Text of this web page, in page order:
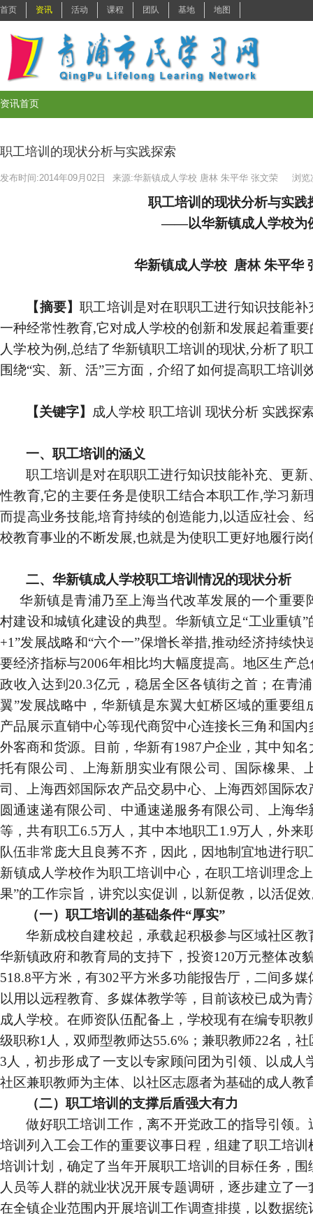
职工培训的现状分析与实践探索
发布时间:2014年09月02日 来源:华新镇成人学校 唐林 朱平华 张文荣 浏览
职工培训的现状分析与实践
——以华新镇成人学校为
华新镇成人学校 唐林 朱平华
【摘要】职工培训是对在职职工进行知识技能
一种经常性教育,它对成人学校的创新和发展起着重
人学校为例 ,总结了华新镇职工培训的现状,分析了职
围绕“实、新、活”三方面，介绍了如何提高职工培训
【关键字】 成人学校 职工培训 现状分析 实践探
一、职工培训的涵义
职工培训是对在职职工进行知识技能补充、更
性教育,它的主要任务是使职工结合本职工作,学习新
而提高业务技能,培育持续的创造能力,以适应社会、
校教育事业的不断发展,也就是为使职工更好地履行
二、华新镇成人学校职工培训情况的现状分析
华新镇是青浦乃至上海当代改革发展的一个重要
村建设和城镇化建设的典型。华新镇立足“工业重镇
+1”发展战略和“六个一”保增长举措,推动经济持续快
要经济指标与2006年相比均大幅度提高。地区生产
政收入达到 20.3亿元，稳居全区各镇街之首； 在青
翼”发展战略中，华新镇是东翼大虹桥区域的重要组
产品展示直销中心等现代商贸中心连接长三角和国
外客商和货源。目前，华新有1987 户企业，其中知
托有限公司、上海新朋实业有限公司、国际橡果、
司、上海西郊国际农产品交易中心、上海西郊国际
圆通速递有限公司、中通速递服务有限公司、上海
等，共有职工6.5万人，其中本地职工1.9万人，外来
队伍非常庞大且良莠不齐，因此，因地制宜地进行
新镇成人学校作为职工培训中心，在职工培训理念
果”的工作宗旨，讲究以实促训，以新促教，以活促
（一）职工培训的基础条件“厚实”
华新成校自建校起， 承载起积极参与区域社区教
华新镇政府和教育局的支持下，投资120万元整体改
518.8平方米，有302平方米多功能报告厅，二间多
以用以远程教育、多媒体教学等，目前该校已成为
成人学校。 在师资队伍配备上，学校现有在编专职教
级职称1 人，双师型教师达55.6% ；兼职教师22名，社
3 人，初步形成了一支以专家顾问团为引领、以成人
社区兼职教师为主体、以社区志愿者为基础的成人教
（二）职工培训的支撑后盾强大有力
做好职工培训工作，离不开党政工的指导引领。
培训列入工会工作的重要议事日程，组建了职工培
培训计划，确定了当年开展职工培训的目标任务，
人员等人群的就业状况开展专题调研，逐步建立了
在全镇企业范围内开展培训工作调查排摸，以数据